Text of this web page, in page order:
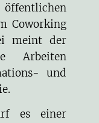
Coworking
meint der
Arbeiten
und
es einer